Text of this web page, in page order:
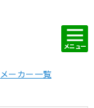
メニュー
メーカー一覧